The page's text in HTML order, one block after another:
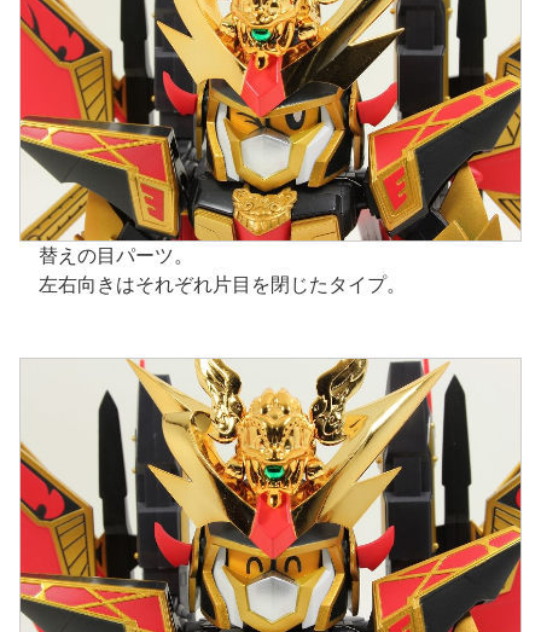
替えの目パーツ。
左右向きはそれぞれ片目を閉じたタイプ。